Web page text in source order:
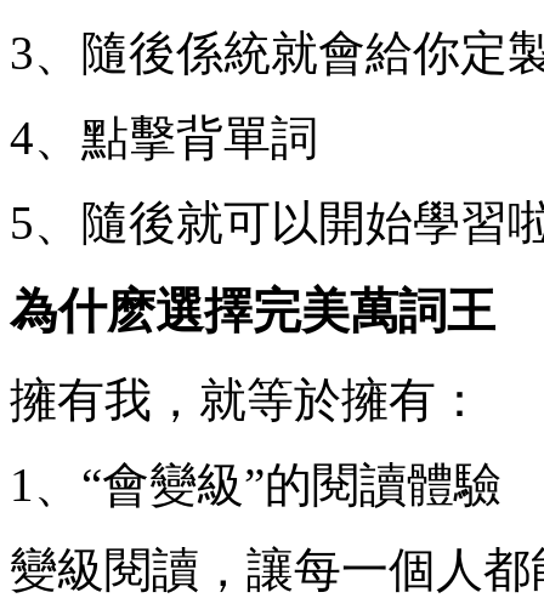
3、隨後係統就會給你定
4、點擊背單詞
5、隨後就可以開始學習
為什麽選擇完美萬詞王
擁有我，就等於擁有：
1、“會變級”的閱讀體驗
變級閱讀，讓每一個人